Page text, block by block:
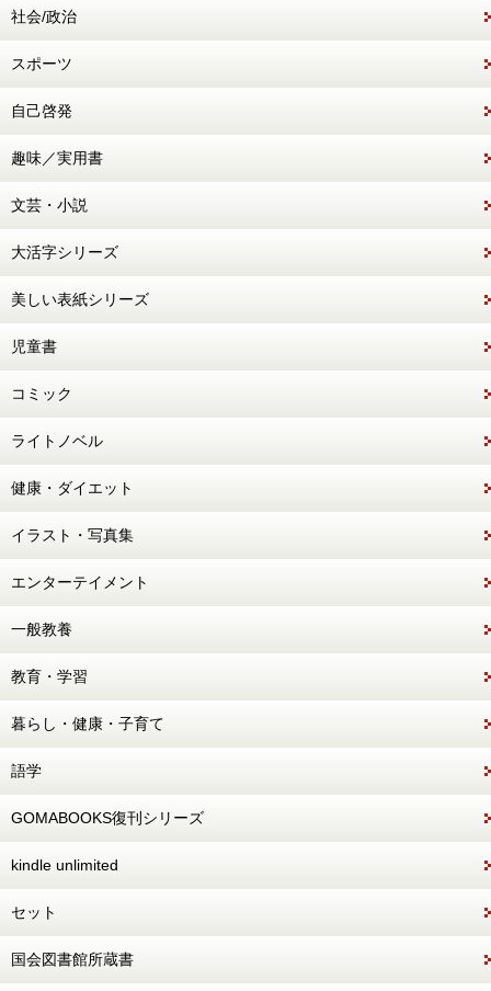
社会/政治
スポーツ
自己啓発
趣味／実用書
文芸・小説
大活字シリーズ
美しい表紙シリーズ
児童書
コミック
ライトノベル
健康・ダイエット
イラスト・写真集
エンターテイメント
一般教養
教育・学習
暮らし・健康・子育て
語学
GOMABOOKS復刊シリーズ
kindle unlimited
セット
国会図書館所蔵書